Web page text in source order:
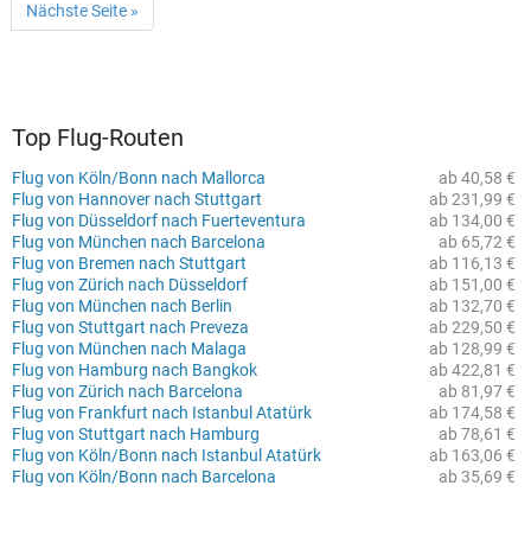
Nächste Seite »
Top Flug-Routen
ab 40,58 €
Flug von Köln/Bonn nach Mallorca
ab 231,99 €
Flug von Hannover nach Stuttgart
ab 134,00 €
Flug von Düsseldorf nach Fuerteventura
ab 65,72 €
Flug von München nach Barcelona
ab 116,13 €
Flug von Bremen nach Stuttgart
ab 151,00 €
Flug von Zürich nach Düsseldorf
ab 132,70 €
Flug von München nach Berlin
ab 229,50 €
Flug von Stuttgart nach Preveza
ab 128,99 €
Flug von München nach Malaga
ab 422,81 €
Flug von Hamburg nach Bangkok
ab 81,97 €
Flug von Zürich nach Barcelona
ab 174,58 €
Flug von Frankfurt nach Istanbul Atatürk
ab 78,61 €
Flug von Stuttgart nach Hamburg
ab 163,06 €
Flug von Köln/Bonn nach Istanbul Atatürk
ab 35,69 €
Flug von Köln/Bonn nach Barcelona